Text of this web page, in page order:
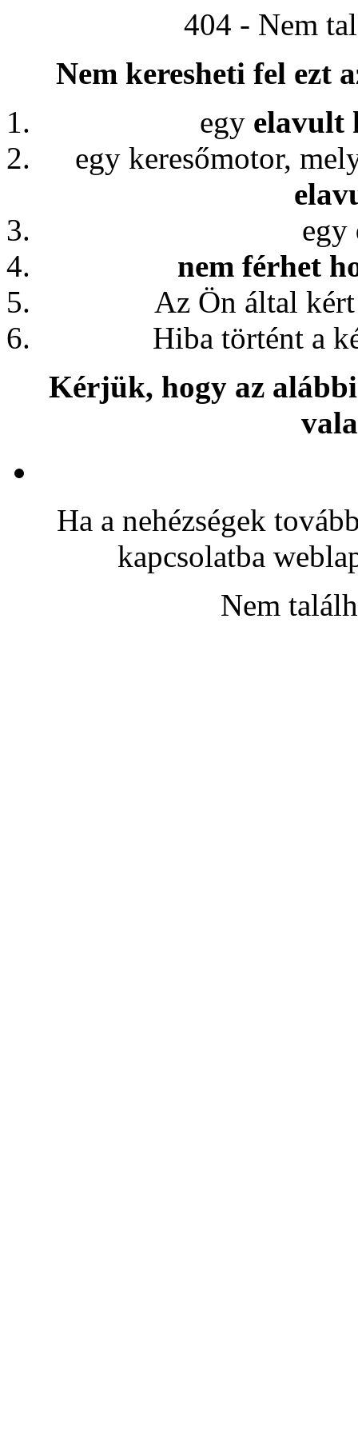
404 - Nem
Nem keresheti fel ezt
egy elavult
egy keresőmotor,
egy
nem férhet
Az Ön által
Hiba történt a
Kérjük, hogy az
Ha a nehézségek
kapcsolatba
Nem